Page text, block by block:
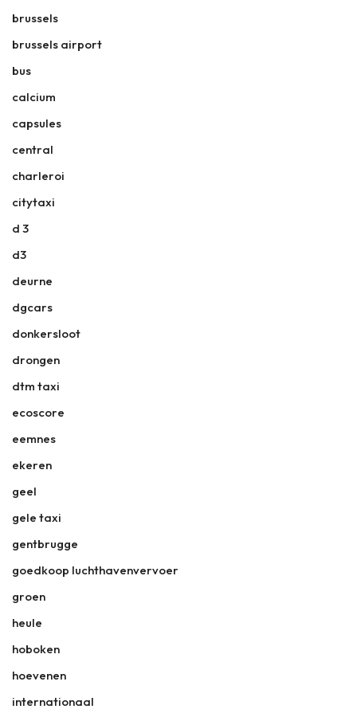
brussels
brussels airport
bus
calcium
capsules
central
charleroi
citytaxi
d 3
d3
deurne
dgcars
donkersloot
drongen
dtm taxi
ecoscore
eemnes
ekeren
geel
gele taxi
gentbrugge
goedkoop luchthavenvervoer
groen
heule
hoboken
hoevenen
internationaal